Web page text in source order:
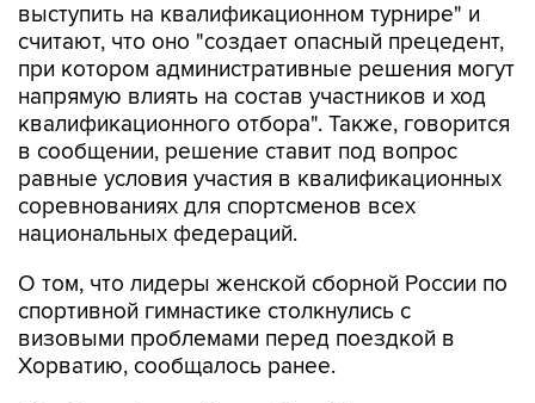
при котором административные решения могут
напрямую влиять на состав участников и ход
квалификационного отбора". Также, говорится
в сообщении, решение ставит под вопрос
равные условия участия в квалификационных
соревнованиях для спортсменов всех
национальных федераций.
О том, что лидеры женской сборной России по
визовыми проблемами перед поездкой в
Хорватию, сообщалось ранее.
ЧЕ в Загребе пройдет с 13 по 23 августа и